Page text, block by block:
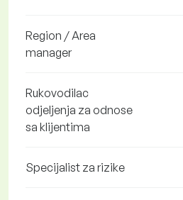
Region / Area
manager
Rukovodilac
odjeljenja za odnose
sa klijentima
Specijalist za rizike